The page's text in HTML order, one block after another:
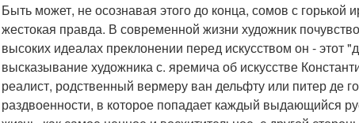
Быть может, не осознавая этого до конца, сомов с
жестокая правда. В современной жизни художник
высоких идеалах преклонении перед искусством он - этот
высказывание художника с. яремича об искусстве
реалист, родственный вермеру ван дельфту или питер де
раздвоенности, в которое попадает каждый выдающийся